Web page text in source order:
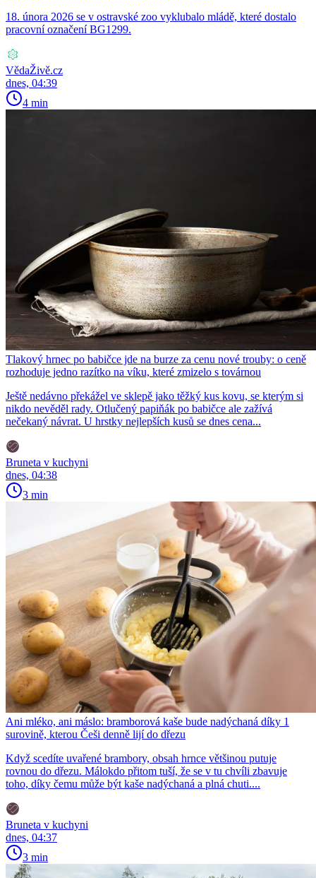
18. února 2026 se v ostravské zoo vyklubalo mládě, které dostalo
pracovní označení BG1299.
VědaŽivě.cz
dnes, 04:39
4 min
Tlakový hrnec po babičce jde na burze za cenu nové trouby: o ceně
rozhoduje jedno razítko na víku, které zmizelo s továrnou
Ještě nedávno překážel ve sklepě jako těžký kus kovu, se kterým si
nikdo nevěděl rady. Otlučený papiňák po babičce ale zažívá
nečekaný návrat. U hrstky nejlepších kusů se dnes cena...
Bruneta v kuchyni
dnes, 04:38
3 min
Ani mléko, ani máslo: bramborová kaše bude nadýchaná díky 1
surovině, kterou Češi denně lijí do dřezu
Když scedíte uvařené brambory, obsah hrnce většinou putuje
rovnou do dřezu. Málokdo přitom tuší, že se v tu chvíli zbavuje
toho, díky čemu může být kaše nadýchaná a plná chuti....
Bruneta v kuchyni
dnes, 04:37
3 min